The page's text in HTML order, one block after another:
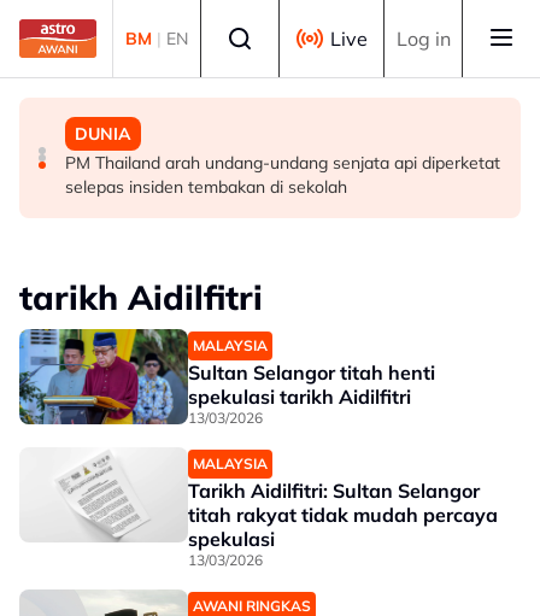
Skip to main content
BM | EN Live Log in
MALAYSIA
Berita tempatan pilihan sepanjang hari ini
MALAYSIA
Pengacara, ahli perniagaan ditahan bantu siasatan
audio siar sentuh isu sensitiviti agama
DUNIA
PM Thailand arah undang-undang senjata api diperketat
selepas insiden tembakan di sekolah
tarikh Aidilfitri
MALAYSIA
Sultan Selangor titah henti
spekulasi tarikh Aidilfitri
13/03/2026
MALAYSIA
Tarikh Aidilfitri: Sultan Selangor
titah rakyat tidak mudah percaya
spekulasi
13/03/2026
AWANI RINGKAS